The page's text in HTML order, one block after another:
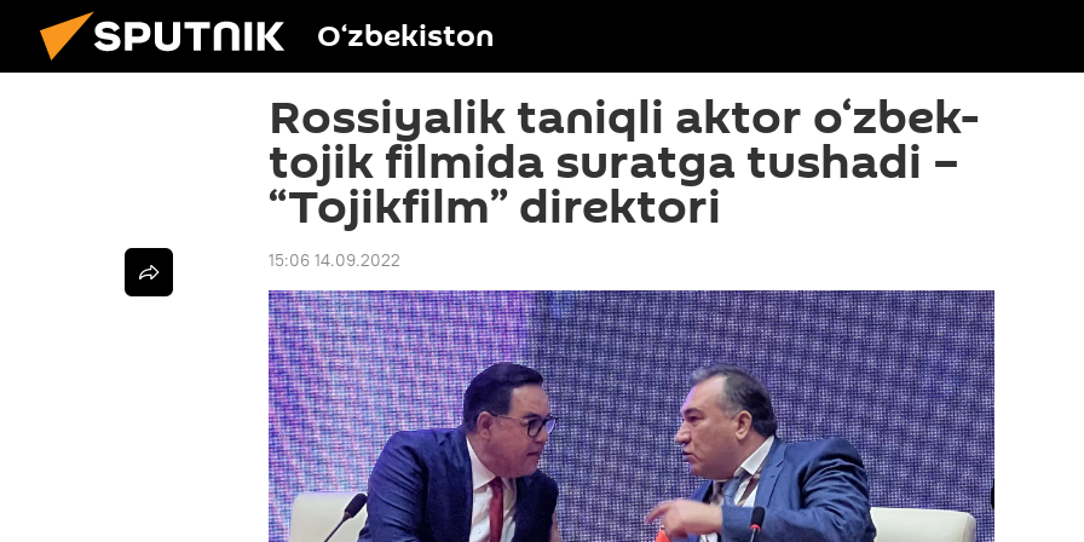
O‘zbekiston
Rossiyalik taniqli aktor o‘zbek-
tojik filmida suratga tushadi –
“Tojikfilm” direktori
15:06 14.09.2022